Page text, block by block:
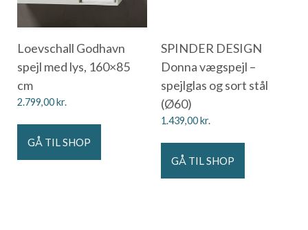
Loevschall Godhavn
spejl med lys, 160×85
cm
2.799,00kr.
GÅ TIL SHOP
SPINDER DESIGN
Donna vægspejl –
spejlglas og sort stål
(Ø60)
1.439,00kr.
GÅ TIL SHOP